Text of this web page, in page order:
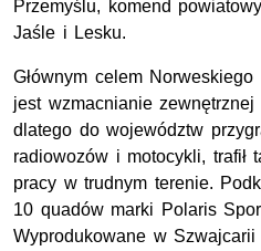
Przemyślu, komend
Jaśle i Lesku.
Głównym celem
jest wzmacnianie
dlatego do województw
radiowozów i motocykli, trafił
pracy w trudnym terenie.
10 quadów marki Polaris
Wyprodukowane w